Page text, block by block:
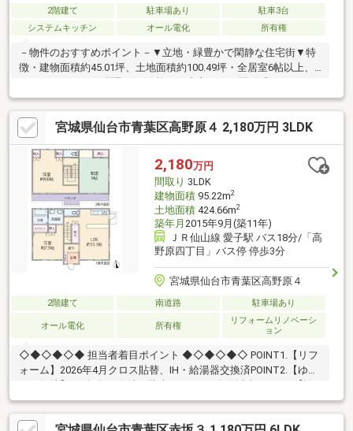
2階建て 駐車場あり
駐車3台
システムキッチン
オール電化 所有権
－物件のおすすめポイント－▼立地・緑豊かで閑静な住宅街▼特
徴・建物面積約45.01坪、土地面積約100.49坪・全居室6帖以上、
空間・会話の弾む対面式キッチン・1階和室は客間等に活用可能・
小屋裏収納や納戸等、随所に収納有・南東向きテラス・バルコニ
ー2か所有・駐車3台可(車種による)・うち2台はカーポート付▼周
辺環境・錦ケ丘九丁目2号公園 徒歩1分(約20m)■ ご希望の住まい
探しをお手伝いします ━━━━━・・・物件の詳細・ご相談はお
気軽にお問い合わせください。
宮城県仙台市青葉区高野原４ 2,180万円 3LDK
2,180万円
間取り 3LDK
建物面積95.22m2
土地面積424.66m2
築年月 2015年9月(築11年)
ＪＲ仙山線 愛子駅 バス18分/「高
野原四丁目」バス停 停歩3分
宮城県仙台市青葉区高野原４
2階建て 南道路 駐車場あり
オール電化 所有権
リフォームリノベーシ
ョン
◇◆◇◆◇◆ 担当者着目ポイント ◆◇◆◇◆◇ POINT1.【リフ
ォーム】2026年4月クロス貼替、IH・給湯器交換済POINT2.【ゆと
備】オール電化仕様。こだわりの琉球畳がある和室
◇◆◇◆◇◆◇◆◇◆◇◆◇◆◇◆◇◆◇◆◇◆◇『スーモ